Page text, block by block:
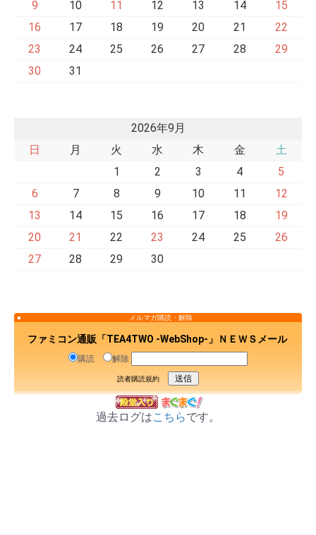
9 10 11 12 13 14
15
16
17 18 19 20 21
22
23
24 25 26 27 28
29
30
31
2026年9月
日
月 火 水 木 金
土
1
2 3 4
5
6
7 8 9 10 11
12
13
14 15 16 17 18
19
20
21 22 23 24 25
26
27
28 29 30
メルマガ購読・解除
ファミコン通販「TEA4TWO -WebShop-」ＮＥＷＳメール
購読 解除
読者購読規約
過去ログはこちらです。